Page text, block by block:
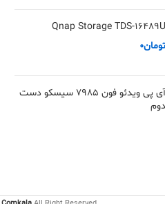
Qnap Storage TDS-16489U
تومان0
آی پی ویدئو فون 7985 سیسکو دست
دوم